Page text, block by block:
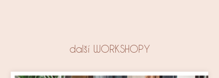
další WORKSHOPY